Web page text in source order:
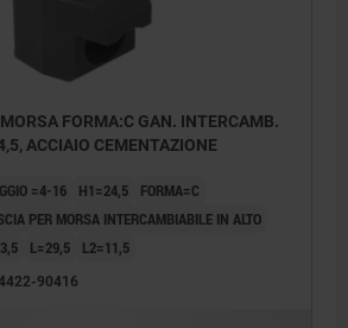
FORMA:C GAN. INTERCAMB.
ACCIAIO CEMENTAZIONE
=4-16 H1=24,5
FORMA=C
PER MORSA INTERCAMBIABILE IN ALTO
L=29,5 L2=11,5
90416